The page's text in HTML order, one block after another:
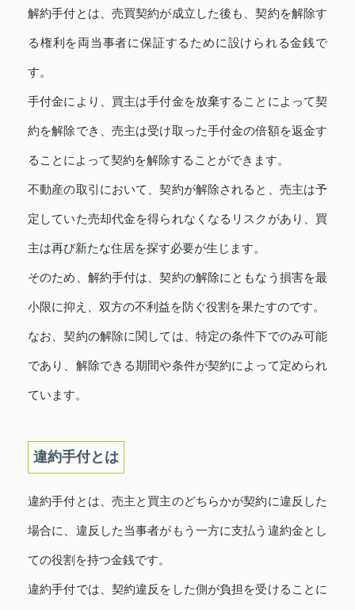
解約手付とは、売買契約が成立した後も、契約を解除す
る権利を両当事者に保証するために設けられる金銭で
す。
手付金により、買主は手付金を放棄することによって契
約を解除でき、売主は受け取った手付金の倍額を返金す
ることによって契約を解除することができます。
不動産の取引において、契約が解除されると、売主は予
定していた売却代金を得られなくなるリスクがあり、買
主は再び新たな住居を探す必要が生じます。
そのため、解約手付は、契約の解除にともなう損害を最
小限に抑え、双方の不利益を防ぐ役割を果たすのです。
なお、契約の解除に関しては、特定の条件下でのみ可能
であり、解除できる期間や条件が契約によって定められ
ています。
違約手付とは
違約手付とは、売主と買主のどちらかが契約に違反した
場合に、違反した当事者がもう一方に支払う違約金とし
ての役割を持つ金銭です。
違約手付では、契約違反をした側が負担を受けることに